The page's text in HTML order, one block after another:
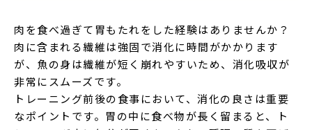
肉を食べ過ぎて胃もたれをした経験はありませんか？
肉に含まれる繊維は強固で消化に時間がかかります
が、魚の身は繊維が短く崩れやすいため、消化吸収が
非常にスムーズです。
トレーニング前後の食事において、消化の良さは重要
なポイントです。胃の中に食べ物が長く留まると、ト